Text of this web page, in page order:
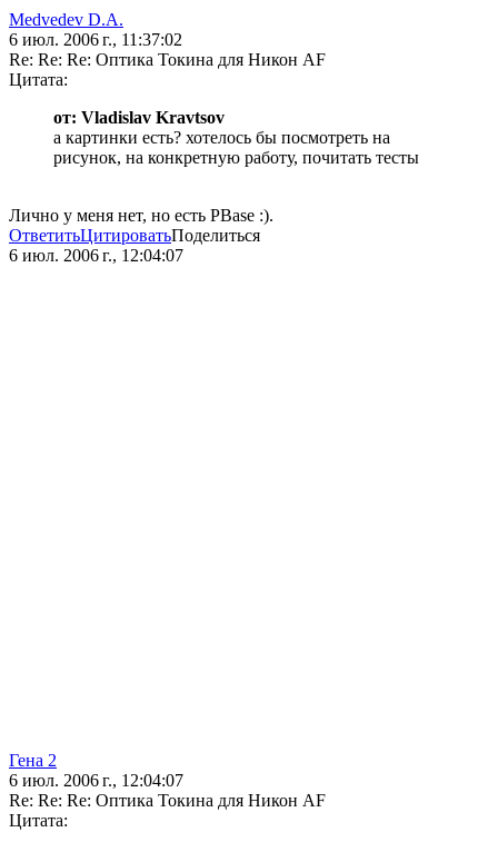
Medvedev D.A.
6 июл. 2006 г., 11:37:02
Re: Re: Re: Оптика Токина для Никон AF
Цитата:
от: Vladislav Kravtsov
а картинки есть? хотелось бы посмотреть на
рисунок, на конкретную работу, почитать тесты
Лично у меня нет, но есть PBase :).
ОтветитьЦитироватьПоделиться
6 июл. 2006 г., 12:04:07
Гена 2
6 июл. 2006 г., 12:04:07
Re: Re: Re: Оптика Токина для Никон AF
Цитата: